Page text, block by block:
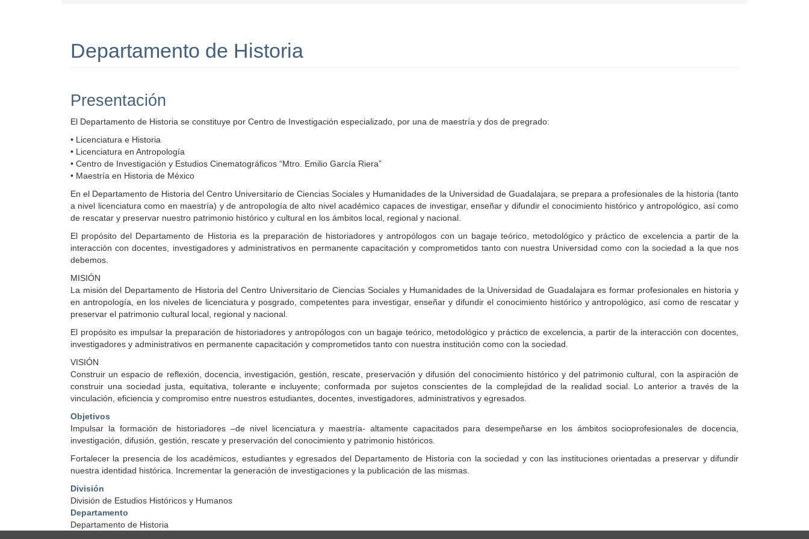
Departamento de Historia
Presentación
El Departamento de Historia se constituye por Centro de Investigación especializado, por una de maestría y dos de pregrado:
• Licenciatura e Historia
• Licenciatura en Antropología
• Centro de Investigación y Estudios Cinematográficos “Mtro. Emilio García Riera”
• Maestría en Historia de México
En el Departamento de Historia del Centro Universitario de Ciencias Sociales y Humanidades de la Universidad de Guadalajara, se prepara a profesionales de la historia (tanto
a nivel licenciatura como en maestría) y de antropología de alto nivel académico capaces de investigar, enseñar y difundir el conocimiento histórico y antropológico, así como
de rescatar y preservar nuestro patrimonio histórico y cultural en los ámbitos local, regional y nacional.
El propósito del Departamento de Historia es la preparación de historiadores y antropólogos con un bagaje teórico, metodológico y práctico de excelencia a partir de la
interacción con docentes, investigadores y administrativos en permanente capacitación y comprometidos tanto con nuestra Universidad como con la sociedad a la que nos
debemos.
MISIÓN
La misión del Departamento de Historia del Centro Universitario de Ciencias Sociales y Humanidades de la Universidad de Guadalajara es formar profesionales en historia y
en antropología, en los niveles de licenciatura y posgrado, competentes para investigar, enseñar y difundir el conocimiento histórico y antropológico, así como de rescatar y
preservar el patrimonio cultural local, regional y nacional.
El propósito es impulsar la preparación de historiadores y antropólogos con un bagaje teórico, metodológico y práctico de excelencia, a partir de la interacción con docentes,
investigadores y administrativos en permanente capacitación y comprometidos tanto con nuestra institución como con la sociedad.
VISIÓN
Construir un espacio de reflexión, docencia, investigación, gestión, rescate, preservación y difusión del conocimiento histórico y del patrimonio cultural, con la aspiración de
construir una sociedad justa, equitativa, tolerante e incluyente; conformada por sujetos conscientes de la complejidad de la realidad social. Lo anterior a través de la
vinculación, eficiencia y compromiso entre nuestros estudiantes, docentes, investigadores, administrativos y egresados.
Objetivos
Impulsar la formación de historiadores –de nivel licenciatura y maestría- altamente capacitados para desempeñarse en los ámbitos socioprofesionales de docencia,
investigación, difusión, gestión, rescate y preservación del conocimiento y patrimonio históricos.
Fortalecer la presencia de los académicos, estudiantes y egresados del Departamento de Historia con la sociedad y con las instituciones orientadas a preservar y difundir
nuestra identidad histórica. Incrementar la generación de investigaciones y la publicación de las mismas.
División
División de Estudios Históricos y Humanos
Departamento
Departamento de Historia